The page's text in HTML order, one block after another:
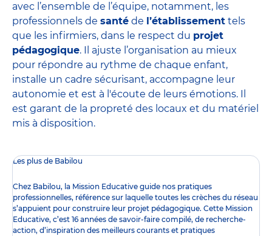
avec l’ensemble de l’équipe, notamment, les
professionnels de santé de l’établissement tels
que les infirmiers, dans le respect du projet
pédagogique. Il ajuste l’organisation au mieux
pour répondre au rythme de chaque enfant,
installe un cadre sécurisant, accompagne leur
autonomie et est à l'écoute de leurs émotions. Il
est garant de la propreté des locaux et du matériel
mis à disposition.
Les plus de Babilou
Chez Babilou, la Mission Educative guide nos pratiques
professionnelles, référence sur laquelle toutes les crèches du réseau
s’appuient pour construire leur projet pédagogique. Cette Mission
Educative, c’est 16 années de savoir-faire compilé, de recherche-
action, d’inspiration des meilleurs courants et pratiques